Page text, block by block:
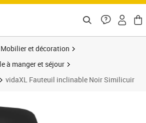
Mobilier et décoration
à manger et séjour
vidaXL Fauteuil inclinable Noir Similicuir